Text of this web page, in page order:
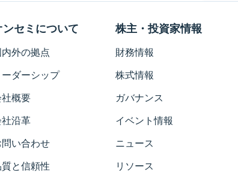
ンセミについて
内外の拠点
ーダーシップ
概要
沿革
問い合わせ
と信頼性
株主・投資家情報
財務情報
株式情報
ガバナンス
イベント情報
ニュース
リソース